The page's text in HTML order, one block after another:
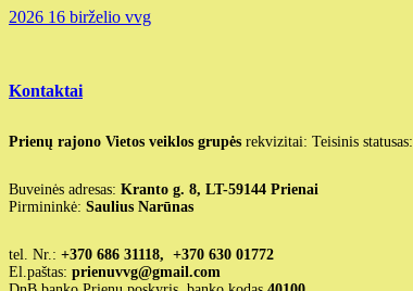
2026 16 birželio vvg
Kontaktai
Prienų rajono Vietos veiklos grupės rekvizitai: Teisinis statusas:
Buveinės adresas: Kranto g. 8, LT-59144 Prienai
Pirmininkė: Saulius Narūnas
tel. Nr.: +370 686 31118, +370 630 01772
El.paštas: prienuvvg@gmail.com